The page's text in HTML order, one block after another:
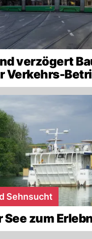
verzögert
Verkehrs-
Sehnsucht
See zum